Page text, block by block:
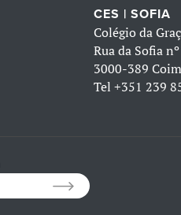
CES | SOFIA
Colégio da
Rua da Sofia
3000-389
Tel +351 239